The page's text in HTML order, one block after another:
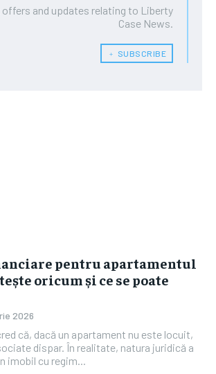
offers and updates relating to Liberty
Case News.
﹢ SUBSCRIBE
pentru apartamentul
oricum și ce se poate
2026
că, dacă un apartament nu este locuit,
dispar. În realitate, natura juridică a
imobil cu regim...